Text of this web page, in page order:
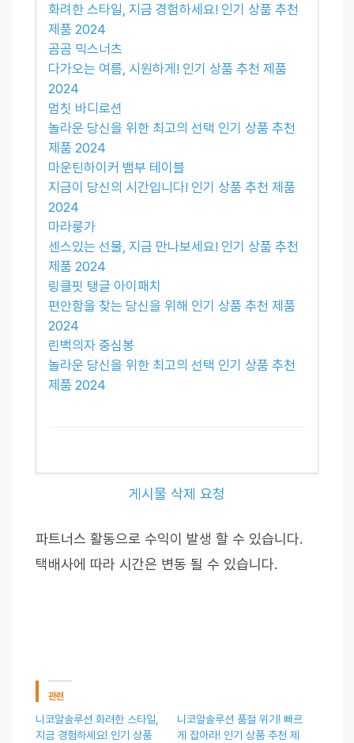
화려한 스타일, 지금 경험하세요! 인기 상품 추천
제품 2024
곰곰 믹스너츠
다가오는 여름, 시원하게! 인기 상품 추천 제품
2024
멈칫 바디로션
놀라운 당신을 위한 최고의 선택 인기 상품 추천
제품 2024
마운틴하이커 뱀부 테이블
지금이 당신의 시간입니다! 인기 상품 추천 제품
2024
마라룽가
센스있는 선물, 지금 만나보세요! 인기 상품 추천
제품 2024
링클핏 탱글 아이패치
편안함을 찾는 당신을 위해 인기 상품 추천 제품
2024
린백의자 중심봉
놀라운 당신을 위한 최고의 선택 인기 상품 추천
제품 2024
게시물 삭제 요청
파트너스 활동으로 수익이 발생 할 수 있습니다.
택배사에 따라 시간은 변동 될 수 있습니다.
관련
니코알솔루션 화려한 스타일,
지금 경험하세요! 인기 상품
니코알솔루션 품절 위기! 빠르
게 잡아라! 인기 상품 추천 제